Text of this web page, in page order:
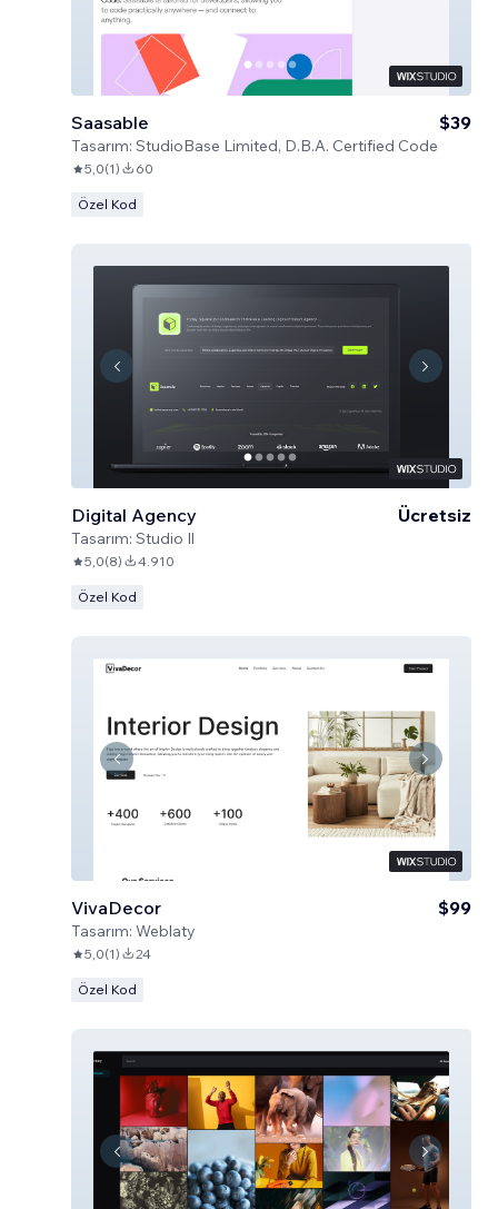
Saasable
Tasarım: StudioBase Limited, D.B.A. Certified Code
$39
5,0(1) 60
Özel Kod
Digital Agency
Tasarım: Studio Il
Ücretsiz
5,0(8) 4.910
Özel Kod
VivaDecor
Tasarım: Weblaty
$99
5,0(1) 24
Özel Kod